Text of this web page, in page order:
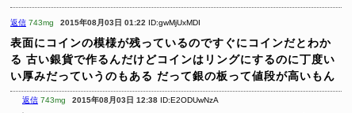
返信 743mg 2015年08月03日 01:22 ID:gwMjUxMDI
表面にコインの模様が残っているのですぐにコインだとわか
る 古い銀貨で作るんだけどコインはリングにするのに丁度い
い厚みだっていうのもある だって銀の板って値段が高いもん
返信 743mg 2015年08月03日 12:38 ID:E2ODUwNzA